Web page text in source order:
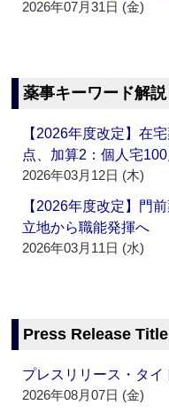
2026年07月31日 (金)
薬事キーワード解説
【2026年度改定】在
点、加算2：個人宅
2026年03月12日 (木)
【2026年度改定】門
立地から職能発揮へ
2026年03月11日 (水)
Press Release
プレスリリース・タ
2026年08月07日 (金)